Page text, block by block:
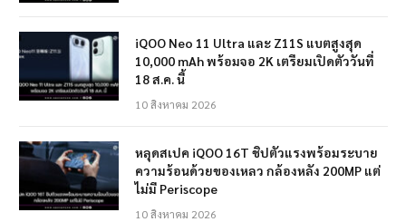
iQOO Neo 11 Ultra และ Z11S แบตสูงสุด
10,000 mAh พร้อมจอ 2K เตรียมเปิดตัววันที่
18 ส.ค. นี้
10 สิงหาคม 2026
หลุดสเปค iQOO 16T ชิปตัวแรงพร้อมระบาย
ความร้อนด้วยของเหลว กล้องหลัง 200MP แต่
ไม่มี Periscope
10 สิงหาคม 2026